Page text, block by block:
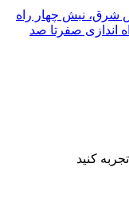
شرق، نبش چهار راه
304 مجموعه راه اندازی صفرتا صد
کنید